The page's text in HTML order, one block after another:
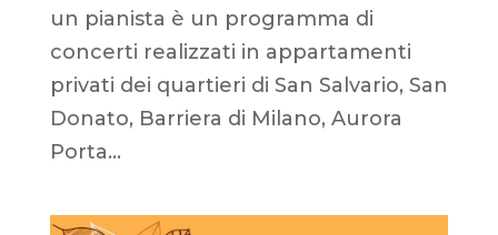
un pianista è un programma di
concerti realizzati in appartamenti
privati dei quartieri di San Salvario, San
Donato, Barriera di Milano, Aurora
Porta...